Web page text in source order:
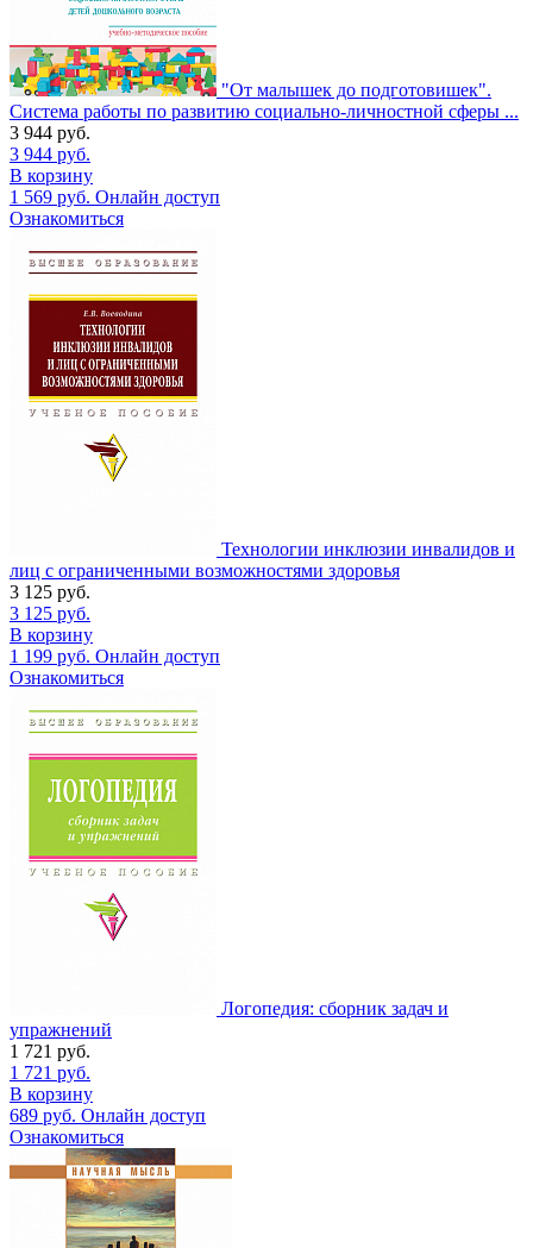
"От малышек до подготовишек".
Система работы по развитию социально-личностной сферы ...
3 944 руб.
3 944 руб.
В корзину
1 569 руб. Онлайн доступ
Ознакомиться
Технологии инклюзии инвалидов и
лиц с ограниченными возможностями здоровья
3 125 руб.
3 125 руб.
В корзину
1 199 руб. Онлайн доступ
Ознакомиться
Логопедия: сборник задач и
упражнений
1 721 руб.
1 721 руб.
В корзину
689 руб. Онлайн доступ
Ознакомиться